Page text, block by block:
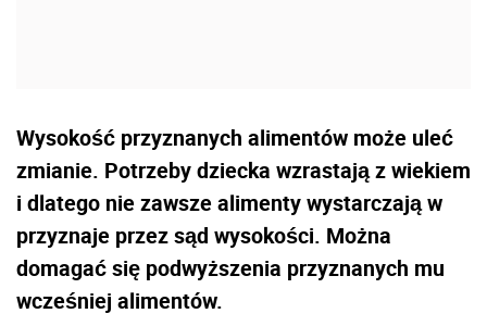
Wysokość przyznanych alimentów może uleć
zmianie. Potrzeby dziecka wzrastają z wiekiem
i dlatego nie zawsze alimenty wystarczają w
przyznaje przez sąd wysokości. Można
domagać się podwyższenia przyznanych mu
wcześniej alimentów.